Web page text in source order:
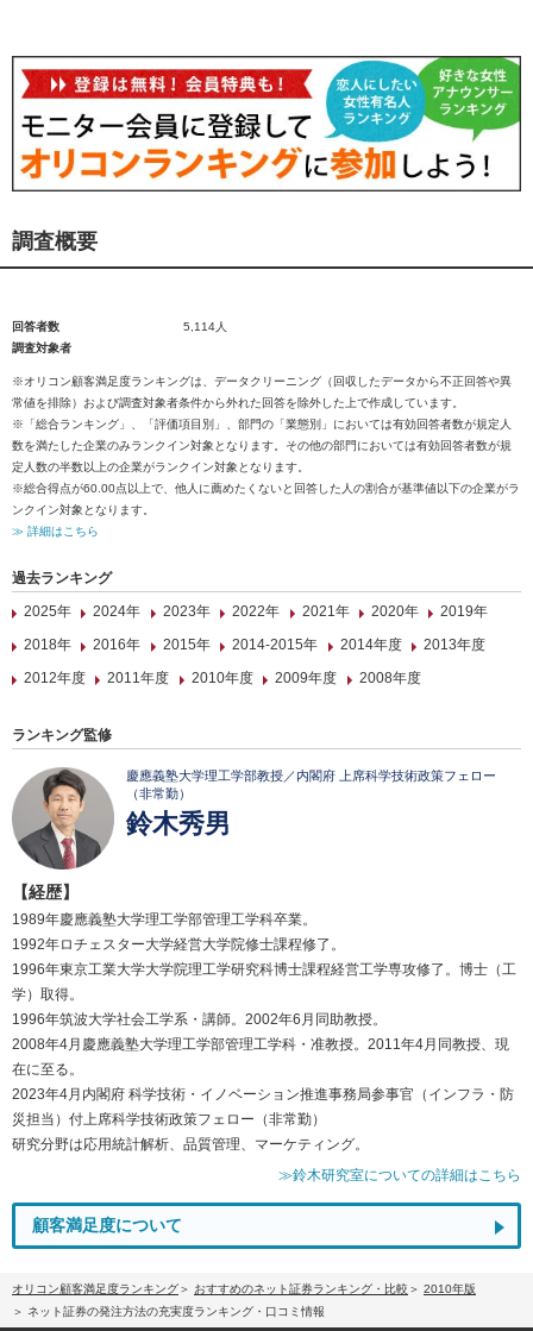
調査概要
回答者数
5,114人
調査対象者
※オリコン顧客満足度ランキングは、データクリーニング（回収したデータから不正回答や異
常値を排除）および調査対象者条件から外れた回答を除外した上で作成しています。
※「総合ランキング」、「評価項目別」、部門の「業態別」においては有効回答者数が規定人
数を満たした企業のみランクイン対象となります。その他の部門においては有効回答者数が規
定人数の半数以上の企業がランクイン対象となります。
※総合得点が60.00点以上で、他人に薦めたくないと回答した人の割合が基準値以下の企業がラ
ンクイン対象となります。
≫ 詳細はこちら
過去ランキング
2025年
2024年 2023年 2022年 2021年 2020年
2019年
2018年
2016年 2015年 2014-2015年 2014年度
2013年度
2012年度
2011年度 2010年度 2009年度 2008年度
ランキング監修
慶應義塾大学理工学部教授／内閣府 上席科学技術政策フェロー
（非常勤）
鈴木秀男
【経歴】
1989年慶應義塾大学理工学部管理工学科卒業。
1992年ロチェスター大学経営大学院修士課程修了。
1996年東京工業大学大学院理工学研究科博士課程経営工学専攻修了。博士（工
学）取得。
1996年筑波大学社会工学系・講師。2002年6月同助教授。
2008年4月慶應義塾大学理工学部管理工学科・准教授。2011年4月同教授、現
在に至る。
2023年4月内閣府 科学技術・イノベーション推進事務局参事官（インフラ・防
災担当）付上席科学技術政策フェロー（非常勤）
研究分野は応用統計解析、品質管理、マーケティング。
≫鈴木研究室についての詳細はこちら
顧客満足度について
オリコン顧客満足度ランキング おすすめのネット証券ランキング・比較
2010年版
ネット証券の発注方法の充実度ランキング・口コミ情報